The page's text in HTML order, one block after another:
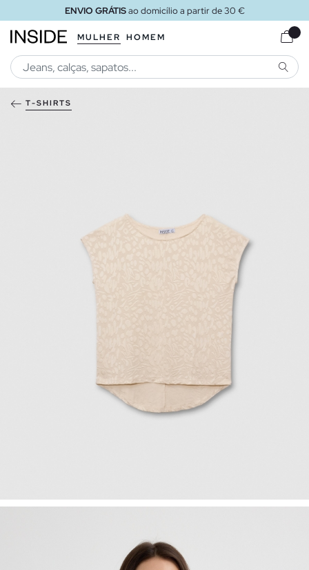
ENVIO GRÁTISao domicílio a partir de 30 €
MULHER HOMEM
T-SHIRTS